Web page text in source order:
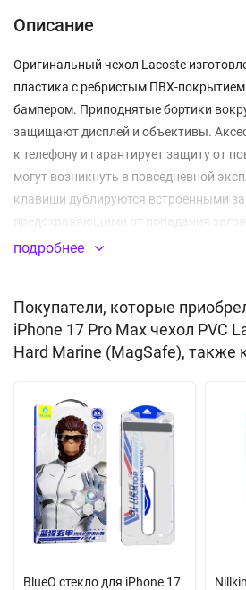
Описание
Оригинальный чехол Lacoste
пластика с ребристым ПВХ-
бампером. Приподнятые бортики
защищают дисплей и объективы.
к телефону и гарантирует защиту от
могут возникнуть в повседневной
клавиши дублируются встроенными
предохраняющими от попадания
влаги. Все отверстия идеально
легко подключить беспроводную
аксессуары с креплением магсэйф.
фирменным металлическим логотипом.
Встроенный магнитный модуль
подробнее
Покупатели, которые
iPhone 17 Pro Max чехол PVC
Hard Marine (MagSafe), также
BlueO стекло для iPhone 17